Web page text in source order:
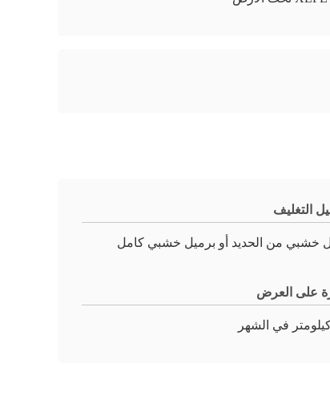
التغليف
خشبي من الحديد أو برميل خشبي كامل
على العرض